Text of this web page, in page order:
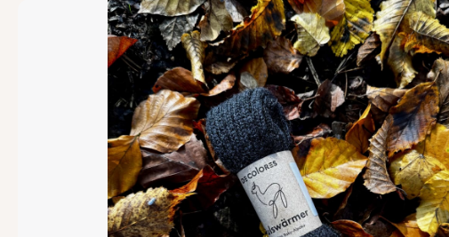
Ignorer la galerie d'images